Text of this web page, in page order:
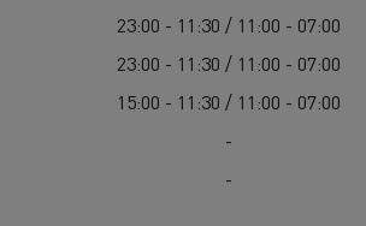
07:00 - 11:00 / 11:30 - 23:00
07:00 - 11:00 / 11:30 - 23:00
07:00 - 11:00 / 11:30 - 15:00
-
-